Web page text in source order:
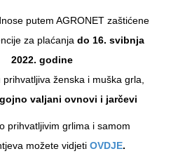
putem AGRONET zaštićene
za plaćanja do 16. svibnja
2022. godine
ženska i muška grla,
valjani ovnovi i jarčevi
prihvatljivim grlima i samom
možete vidjeti OVDJE.